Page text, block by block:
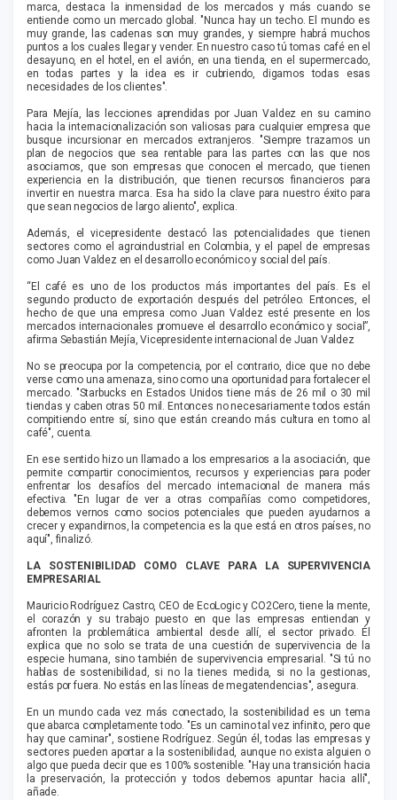
marca, destaca la inmensidad de los mercados y más cuando se
entiende como un mercado global. "Nunca hay un techo. El mundo es
muy grande, las cadenas son muy grandes, y siempre habrá muchos
puntos a los cuales llegar y vender. En nuestro caso tú tomas café en el
desayuno, en el hotel, en el avión, en una tienda, en el supermercado,
en todas partes y la idea es ir cubriendo, digamos todas esas
necesidades de los clientes".
Para Mejía, las lecciones aprendidas por Juan Valdez en su camino
hacia la internacionalización son valiosas para cualquier empresa que
busque incursionar en mercados extranjeros. "Siempre trazamos un
plan de negocios que sea rentable para las partes con las que nos
asociamos, que son empresas que conocen el mercado, que tienen
experiencia en la distribución, que tienen recursos financieros para
invertir en nuestra marca. Esa ha sido la clave para nuestro éxito para
que sean negocios de largo aliento", explica.
Además, el vicepresidente destacó las potencialidades que tienen
sectores como el agroindustrial en Colombia, y el papel de empresas
como Juan Valdez en el desarrollo económico y social del país.
“El café es uno de los productos más importantes del país. Es el
segundo producto de exportación después del petróleo. Entonces, el
hecho de que una empresa como Juan Valdez esté presente en los
mercados internacionales promueve el desarrollo económico y social”,
afirma Sebastián Mejía, Vicepresidente internacional de Juan Valdez
No se preocupa por la competencia, por el contrario, dice que no debe
verse como una amenaza, sino como una oportunidad para fortalecer el
mercado. "Starbucks en Estados Unidos tiene más de 26 mil o 30 mil
tiendas y caben otras 50 mil. Entonces no necesariamente todos están
compitiendo entre sí, sino que están creando más cultura en torno al
café", cuenta.
En ese sentido hizo un llamado a los empresarios a la asociación, que
permite compartir conocimientos, recursos y experiencias para poder
enfrentar los desafíos del mercado internacional de manera más
efectiva. "En lugar de ver a otras compañías como competidores,
debemos vernos como socios potenciales que pueden ayudarnos a
crecer y expandirnos, la competencia es la que está en otros países, no
aquí", finalizó.
LA SOSTENIBILIDAD COMO CLAVE PARA LA SUPERVIVENCIA
EMPRESARIAL
Mauricio Rodríguez Castro, CEO de EcoLogic y CO2Cero, tiene la mente,
el corazón y su trabajo puesto en que las empresas entiendan y
afronten la problemática ambiental desde allí, el sector privado. Él
explica que no solo se trata de una cuestión de supervivencia de la
especie humana, sino también de supervivencia empresarial. "Si tú no
hablas de sostenibilidad, si no la tienes medida, si no la gestionas,
estás por fuera. No estás en las líneas de megatendencias", asegura.
En un mundo cada vez más conectado, la sostenibilidad es un tema
que abarca completamente todo. "Es un camino tal vez infinito, pero que
hay que caminar", sostiene Rodríguez. Según él, todas las empresas y
sectores pueden aportar a la sostenibilidad, aunque no exista alguien o
algo que pueda decir que es 100% sostenible. "Hay una transición hacia
la preservación, la protección y todos debemos apuntar hacia allí",
añade.